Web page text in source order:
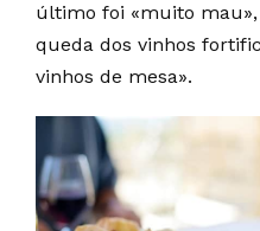
último foi «muito
queda dos vinhos
vinhos de mesa».